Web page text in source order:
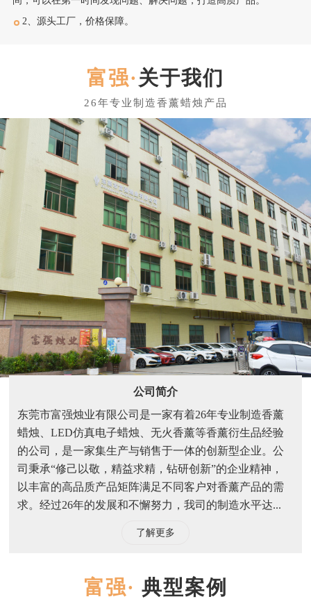
2、源头工厂，价格保障。
关于我们
公司简介
东莞市富强烛业有限公司是一家有着26年专业制造香薰
蜡烛、LED仿真电子蜡烛、无火香薰等香薰衍生品经验
的公司，是一家集生产与销售于一体的创新型企业。公
司秉承“修己以敬，精益求精，钻研创新”的企业精神，
以丰富的高品质产品矩阵满足不同客户对香薰产品的需
求。经过26年的发展和不懈努力，我司的制造水平达...
了解更多
典型案例